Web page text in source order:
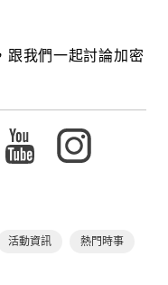
跟我們一起討論加密
活動資訊 熱門時事